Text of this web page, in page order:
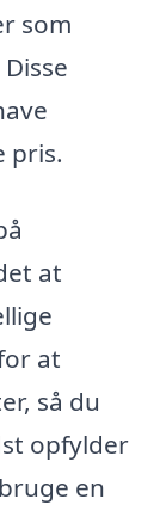
som
pris.
at
at
så du
opfylder
en